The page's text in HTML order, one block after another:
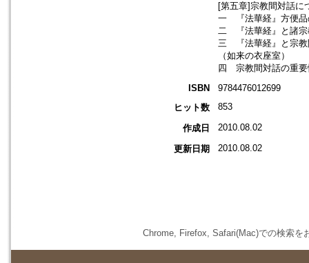
[第五章]宗教間対話に
一 『法華経』方便品
二 『法華経』と諸宗
三 『法華経』と宗教
（如来の衣座室）
四 宗教間対話の重要
ISBN
9784476012699
ヒット数
853
作成日 2010.08.02
更新日期 2010.08.02
Chrome, Firefox, Safari(Mac)での検索を